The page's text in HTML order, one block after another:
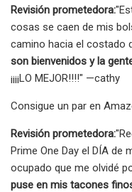
Revisión prometedora:
cosas se caen de mis
camino hacia el costado
son bienvenidos y la
¡¡¡¡LO MEJOR!!!!" —cathy
Consigue un par en
Revisión prometedora:
Prime One Day el DÍA de
ocupado que me olvidé
puse en mis tacones